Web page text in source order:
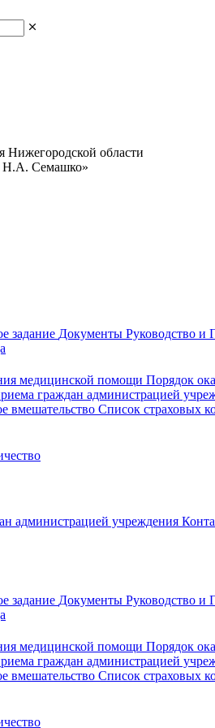
Нижегородской области
Н.А. Семашко»
задание Документы Руководство и
медицинской помощи Порядок
граждан администрацией
вмешательство Список страховых
администрацией учреждения
задание Документы Руководство и
медицинской помощи Порядок
граждан администрацией
вмешательство Список страховых